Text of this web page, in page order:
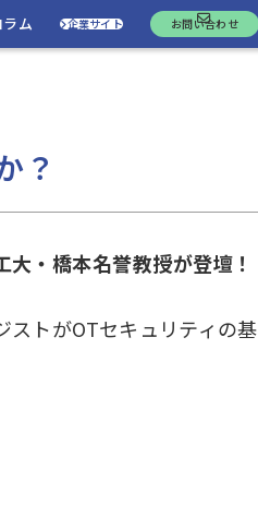
企業サイト
ラム お問い合わせ
？
・橋本名誉教授が登壇！
トがOTセキュリティの基